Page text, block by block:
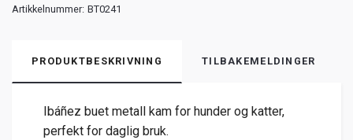
Artikkelnummer: BT0241
PRODUKTBESKRIVNING TILBAKEMELDINGER
Ibáñez buet metall kam for hunder og katter,
perfekt for daglig bruk.